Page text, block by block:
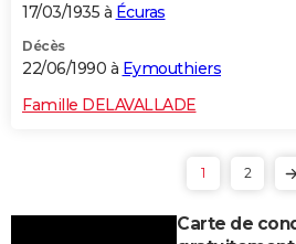
17/03/1935 à Écuras
Décès
22/06/1990 à Eymouthiers
Famille DELAVALLADE
1 2
Carte de